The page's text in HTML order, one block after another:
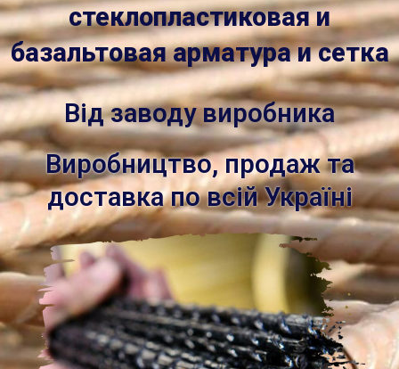
стеклопластиковая и
базальтовая арматура и сетка
Від заводу виробника
Виробництво, продаж та
доставка по всій Україні